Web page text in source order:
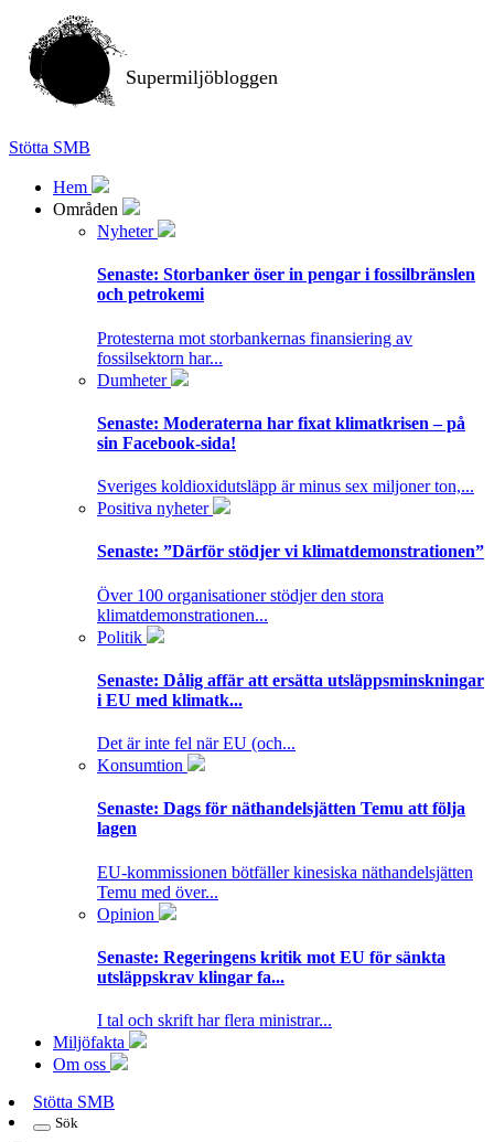
Supermiljöbloggen
Stötta SMB
Hem
Områden
Nyheter
Senaste: Storbanker öser in pengar i fossilbränslen
och petrokemi
Protesterna mot storbankernas finansiering av
fossilsektorn har...
Dumheter
Senaste: Moderaterna har fixat klimatkrisen – på
sin Facebook-sida!
Sveriges koldioxidutsläpp är minus sex miljoner ton,...
Positiva nyheter
Senaste: ”Därför stödjer vi klimatdemonstrationen”
Över 100 organisationer stödjer den stora
klimatdemonstrationen...
Politik
Senaste: Dålig affär att ersätta utsläppsminskningar
i EU med klimatk...
Det är inte fel när EU (och...
Konsumtion
Senaste: Dags för näthandelsjätten Temu att följa
lagen
EU-kommissionen bötfäller kinesiska näthandelsjätten
Temu med över...
Opinion
Senaste: Regeringens kritik mot EU för sänkta
utsläppskrav klingar fa...
I tal och skrift har flera ministrar...
Miljöfakta
Om oss
Stötta SMB
Sök